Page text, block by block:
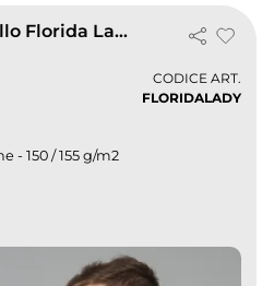
T-shirt donna girocollo Florida Lady
CODICE ART.
FLORIDALADY
- 150 / 155 g/m2